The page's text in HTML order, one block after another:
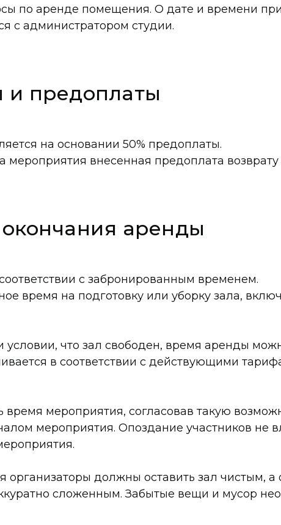
по аренде помещения. О дате и времени
с администратором студии.
и предоплаты
на основании 50% предоплаты.
мероприятия внесенная предоплата
аренды
с забронированным временем.
время на подготовку или уборку зала,
условии, что зал свободен, время аренды
в соответствии с действующими
мероприятия, согласовав такую
мероприятия. Опоздание участников не
организаторы должны оставить зал чистым, а
сложенным. Забытые вещи и мусор